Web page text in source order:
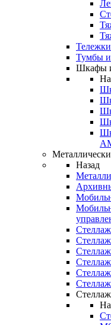
Тумбы
Шкафы
Назад